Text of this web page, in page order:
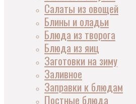
Салаты из овощей
Блины и оладьи
Блюда из творога
Блюда из яиц
Заготовки на зиму
Заливное
Заправки к блюдам
Постные блюда